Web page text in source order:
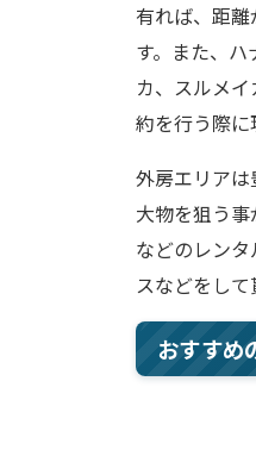
有れば、距
す。また、
カ、スルメ
約を行う際に
外房エリア
大物を狙う
などのレン
スなどをして
おすすめ